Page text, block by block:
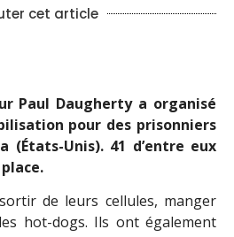
cet article
Paul Daugherty a organisé
pour des prisonniers
(États-Unis). 41 d’entre eux
de leurs cellules, manger
hot-dogs. Ils ont également